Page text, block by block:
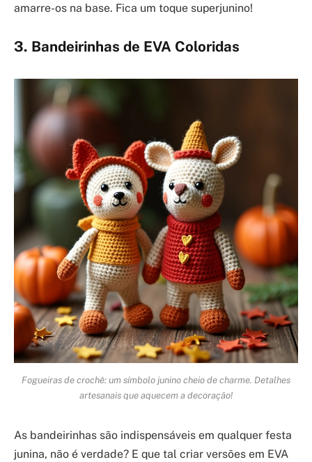
amarre-os na base. Fica um toque superjunino!
3. Bandeirinhas de EVA Coloridas
Fogueiras de crochê: um símbolo junino cheio de charme. Detalhes
artesanais que aquecem a decoração!
As bandeirinhas são indispensáveis em qualquer festa
junina, não é verdade? E que tal criar versões em EVA